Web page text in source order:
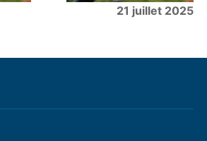
21 juillet 2025